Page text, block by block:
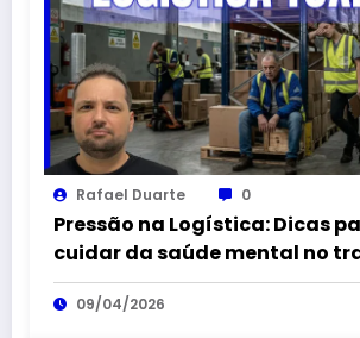
Rafael Duarte 0
Pressão na Logística: Dicas
cuidar da saúde mental no
09/04/2026